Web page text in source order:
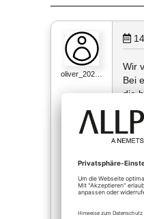
oliver_202…
Wir
Bei
die